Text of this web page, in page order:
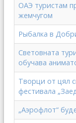
ОАЭ туристам
жемчугом
Рыбалка в
Световната
обучава
Творци от цял
фестивала
„Аэрофлот“